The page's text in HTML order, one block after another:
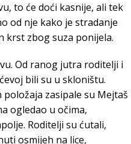
to će doći kasnije, ali tek
od nje kako je stradanje
krst zbog suza ponijela.
Od ranog jutra roditelji i
bili su u skloništu.
zasipale su Mejtaš
ogledao u očima,
Roditelji su ćutali,
osmijeh na lice,